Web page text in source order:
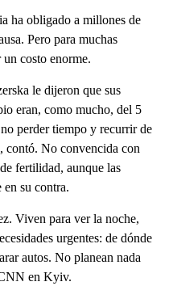
ha obligado a millones de
Pero para muchas
un costo enorme.
le dijeron que sus
eran, como mucho, del 5
perder tiempo y recurrir de
contó. No convencida con
fertilidad, aunque las
en su contra.
Viven para ver la noche,
urgentes: de dónde
autos. No planean nada
en Kyiv.